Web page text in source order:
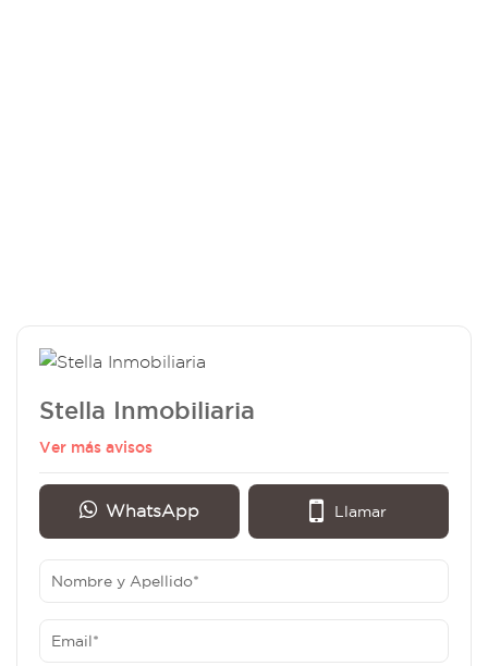
Stella Inmobiliaria
Ver más avisos
WhatsApp Llamar